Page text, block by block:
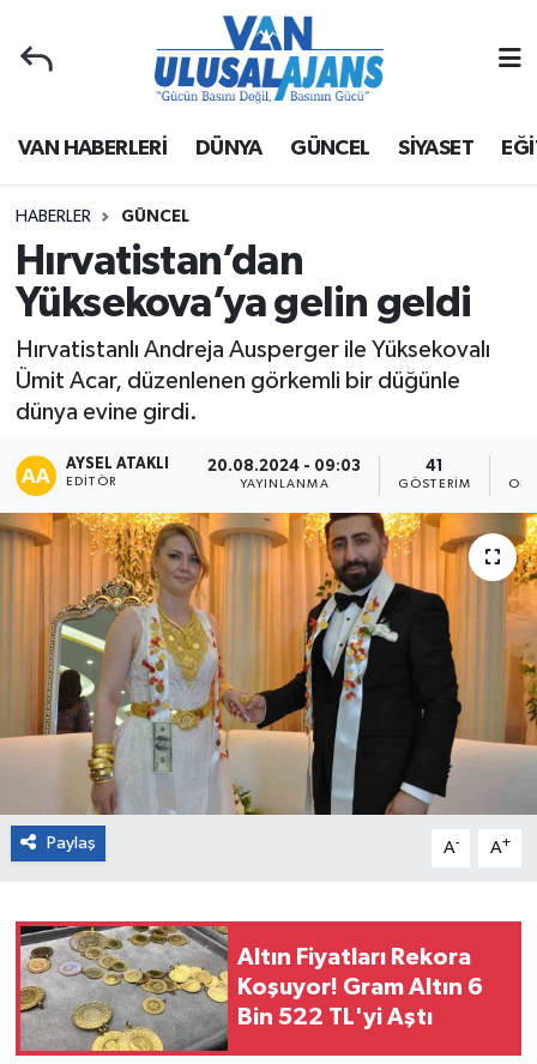
VAN HABERLERİ DÜNYA GÜNCEL SİYASET
HABERLER GÜNCEL
Hırvatistan’dan
Yüksekova’ya gelin geldi
Hırvatistanlı Andreja Ausperger ile Yüksekovalı
Ümit Acar, düzenlenen görkemli bir düğünle
dünya evine girdi.
AYSEL ATAKLI
EDITÖR
20.08.2024 - 09:03
YAYINLANMA
41
GÖSTERIM
Paylaş A- A+
Altın Fiyatları Rekora
Koşuyor! Gram Altın 6
Bin 522 TL'yi Aştı
Van Nöbetçi Eczaneler
Van Hava Durumu
Van Namaz Vakitleri
Van Trafik Yoğunluk Haritası
Tüm Manşetler
Son Dakika Haberleri
Haber Arşivi